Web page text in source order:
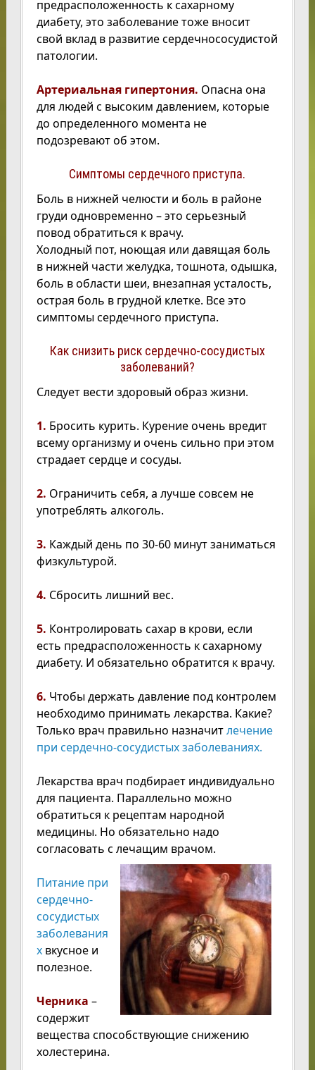
предрасположенность к сахарному
диабету, это заболевание тоже вносит
свой вклад в развитие сердечнососудистой
патологии.
Артериальная гипертония. Опасна она
для людей с высоким давлением, которые
до определенного момента не
подозревают об этом.
Симптомы сердечного приступа.
Боль в нижней челюсти и боль в районе
груди одновременно – это серьезный
повод обратиться к врачу.
Холодный пот, ноющая или давящая боль
в нижней части желудка, тошнота, одышка,
боль в области шеи, внезапная усталость,
острая боль в грудной клетке. Все это
симптомы сердечного приступа.
Как снизить риск сердечно-сосудистых
заболеваний?
Следует вести здоровый образ жизни.
1. Бросить курить. Курение очень вредит
всему организму и очень сильно при этом
страдает сердце и сосуды.
2. Ограничить себя, а лучше совсем не
употреблять алкоголь.
3. Каждый день по 30-60 минут заниматься
физкультурой.
4. Сбросить лишний вес.
5. Контролировать сахар в крови, если
есть предрасположенность к сахарному
диабету. И обязательно обратится к врачу.
6. Чтобы держать давление под контролем
необходимо принимать лекарства. Какие?
Только врач правильно назначитлечение
при сердечно-сосудистых заболеваниях.
Лекарства врач подбирает индивидуально
для пациента. Параллельно можно
обратиться к рецептам народной
медицины. Но обязательно надо
согласовать с лечащим врачом.
Питание при
сердечно-
сосудистых
заболевания
хвкусное и
полезное.
Черника –
содержит
вещества способствующие снижению
холестерина.